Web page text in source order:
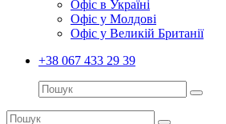
Офіс в Україні
Офіс у Молдові
Офіс у Великій Британії
+38 067 433 29 39